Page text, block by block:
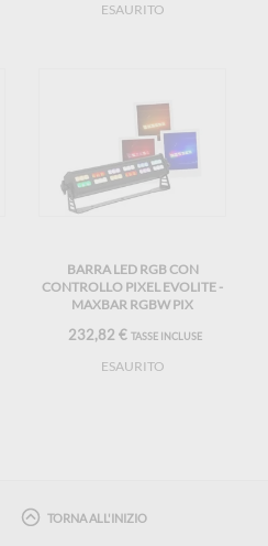
ESAURITO
BARRA LED RGB CON
CONTROLLO PIXEL EVOLITE -
MAXBAR RGBW PIX
232,82 € TASSE INCLUSE
ESAURITO
TORNA ALL'INIZIO